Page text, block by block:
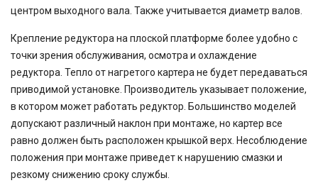
центром выходного вала. Также учитывается диаметр валов.
Крепление редуктора на плоской платформе более удобно с
точки зрения обслуживания, осмотра и охлаждение
редуктора. Тепло от нагретого картера не будет передаваться
приводимой установке. Производитель указывает положение,
в котором может работать редуктор. Большинство моделей
допускают различный наклон при монтаже, но картер все
равно должен быть расположен крышкой верх. Несоблюдение
положения при монтаже приведет к нарушению смазки и
резкому снижению сроку службы.